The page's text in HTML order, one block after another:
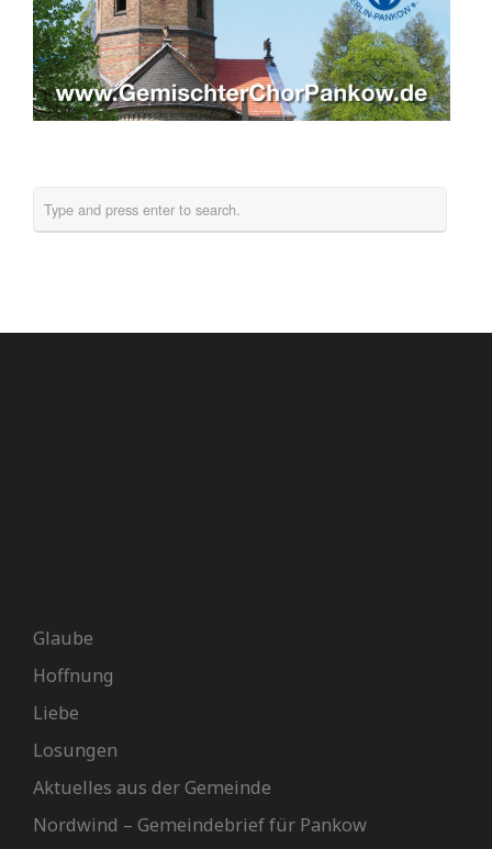
Glaube
Hoffnung
Liebe
Losungen
Aktuelles aus der Gemeinde
Nordwind – Gemeindebrief für Pankow